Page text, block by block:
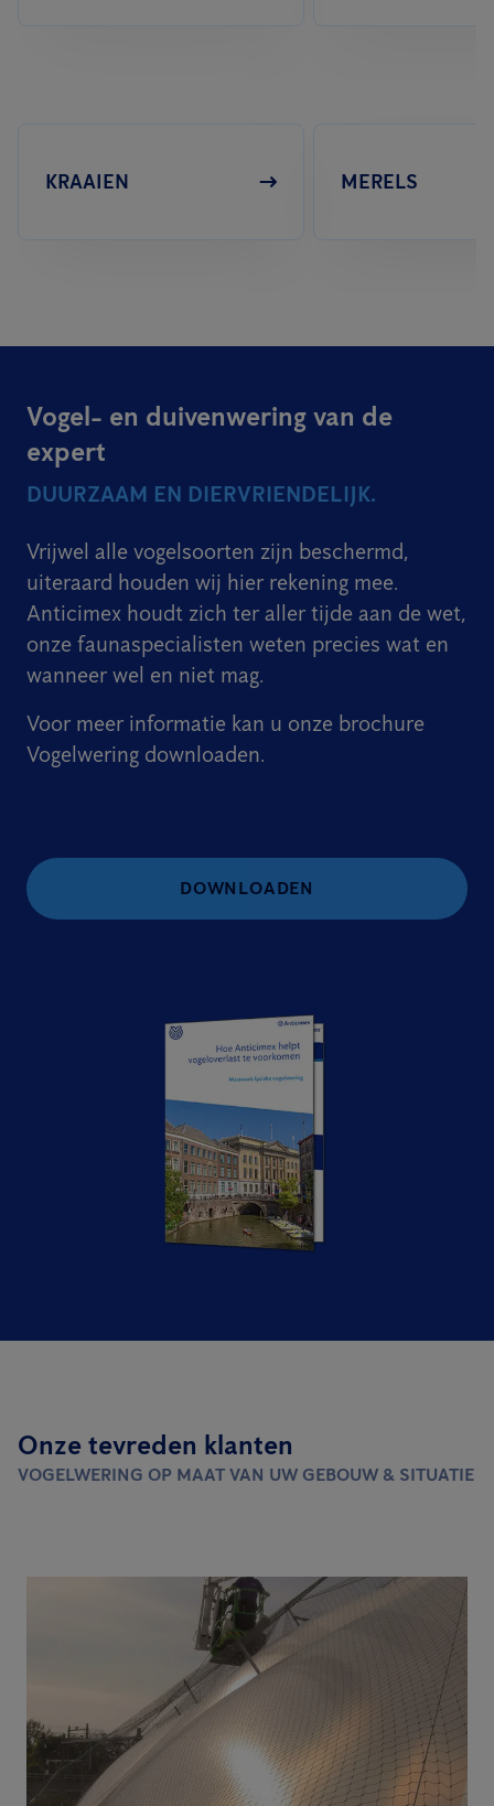
KRAAIEN MERELS
Vogel- en duivenwering van de
expert
DUURZAAM EN DIERVRIENDELIJK.
Vrijwel alle vogelsoorten zijn beschermd,
uiteraard houden wij hier rekening mee.
Anticimex houdt zich ter aller tijde aan de wet,
onze faunaspecialisten weten precies wat en
wanneer wel en niet mag.
Voor meer informatie kan u onze brochure
Vogelwering downloaden.
DOWNLOADEN
Onze tevreden klanten
VOGELWERING OP MAAT VAN UW GEBOUW & SITUATIE